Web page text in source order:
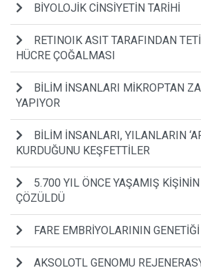
BİYOLOJİK CİNSİYETİN TARİHİ
RETINOIK ASIT TARAFINDAN
HÜCRE ÇOĞALMASI
BİLİM İNSANLARI MİKROPTAN
YAPIYOR
BİLİM İNSANLARI, YILANLARIN
KURDUĞUNU KEŞFETTİLER
5.700 YIL ÖNCE YAŞAMIŞ KİŞİNİN
ÇÖZÜLDÜ
FARE EMBRİYOLARININ
AKSOLOTL GENOMU